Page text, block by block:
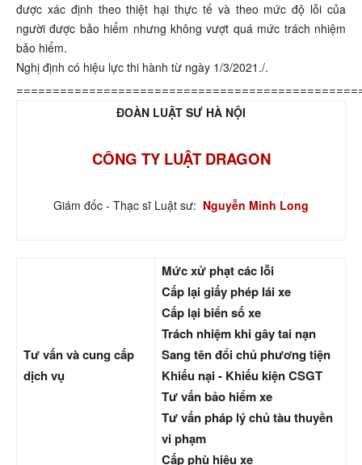
được xác định theo thiệt hại thực tế và theo mức độ lỗi của
người được bảo hiểm nhưng không vượt quá mức trách nhiệm
bảo hiểm.
Nghị định có hiệu lực thi hành từ ngày 1/3/2021./.
ĐOÀN LUẬT SƯ HÀ NỘI
CÔNG TY LUẬT DRAGON
Giám đốc - Thạc sĩ Luật sư: Nguyễn Minh Long
Tư vấn và cung cấp
dịch vụ
Mức xử phạt các lỗi
Cấp lại giấy phép lái xe
Cấp lại biển số xe
Trách nhiệm khi gây tai nạn
Sang tên đổi chủ phương tiện
Khiếu nại - Khiếu kiện CSGT
Tư vấn bảo hiểm xe
Tư vấn pháp lý chủ tàu thuyền
vi phạm
Cấp phù hiệu xe